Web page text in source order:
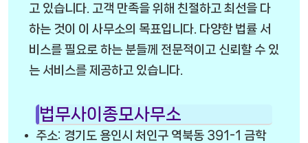
고 있습니다. 고객 만족을 위해 친절하고 최선을 다
하는 것이 이 사무소의 목표입니다. 다양한 법률 서
비스를 필요로 하는 분들께 전문적이고 신뢰할 수 있
는 서비스를 제공하고 있습니다.
법무사이종모사무소
주소: 경기도 용인시 처인구 역북동 391-1 금학